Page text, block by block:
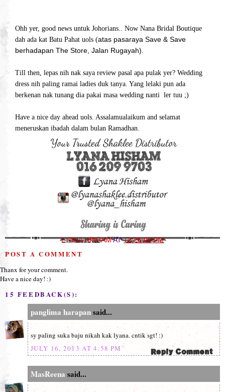
Ohh yer, good news untuk Johorians.. Now Nana Bridal Boutique
dah ada kat Batu Pahat uols (atas pasaraya Save & Save
berhadapan The Store, Jalan Rugayah).
Till then, lepas nih nak saya review pasal apa pulak yer? Wedding
dress nih paling ramai ladies duk tanya. Yang lelaki pun ada
berkenan nak tunang dia pakai masa wedding nanti ler tuu ;)
Have a nice day ahead uols. Assalamualaikum and selamat
meneruskan ibadah dalam bulan Ramadhan.
LYANA HISHAMAT12:26:00 PM
POST A COMMENT
Thanx for your comment.
Have a nice day! :)
15 FEEDBACK(S):
panglima harapansaid...
sy paling suka baju nikah kak lyana. cntik sgt! :)
JULY 16, 2013 AT 4:58 PM
MasReena said...